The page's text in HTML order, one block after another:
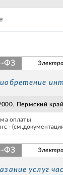
ФЗ
Пермский
оплаты
-
ФЗ
услуг